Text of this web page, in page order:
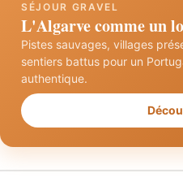
SÉJOUR GRAVEL
L'Algarve comme un
Pistes sauvages, villages
sentiers battus pour un
authentique.